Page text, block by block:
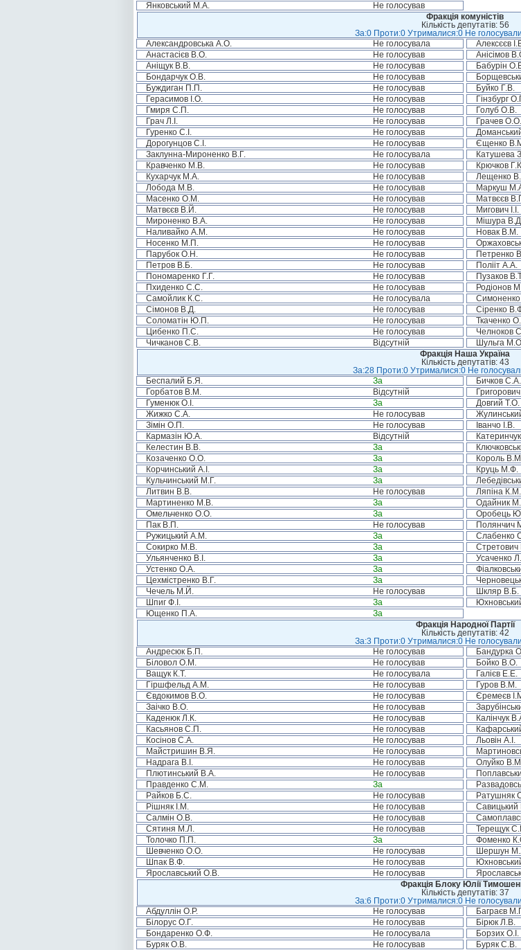
Янковський М.А.
Не голосував
Фракція комуністів
Кількість депутатів: 56
За:0 Проти:0 Утрималися:0 Не
Александровська А.О.
Не голосувала Алексєєв
Анастасієв В.О.
Не голосував Анісімов
Аніщук В.В.
Не голосував Бабурін
Бондарчук О.В.
Не голосував
Буждиган П.П.
Не голосував Буйко Г.В.
Герасимов І.О.
Не голосував Гінзбург
Гмиря С.П.
Не голосував Голуб О.В.
Грач Л.І.
Не голосував Грачев О.О.
Гуренко С.І.
Не голосував
Дорогунцов С.І.
Не голосував Єщенко
Заклунна-Мироненко В.Г.
Не голосувала Катушева
Кравченко М.В.
Не голосував Крючков
Кухарчук М.А.
Не голосував Лещенко
Лобода М.В.
Не голосував Маркуш
Масенко О.М.
Не голосував Матвєєв
Матвєєв В.Й.
Не голосував Мигович І.І.
Мироненко В.А.
Не голосував Мішура
Наливайко А.М.
Не голосував Новак В.М.
Носенко М.П.
Не голосував
Парубок О.Н.
Не голосував Петренко
Петров В.Б.
Не голосував Полііт А.А.
Пономаренко Г.Г.
Не голосував Пузаков
Пхиденко С.С.
Не голосував Родіонов
Самойлик К.С.
Не голосувала
Сімонов В.Д.
Не голосував Сіренко
Соломатін Ю.П.
Не голосував Ткаченко
Цибенко П.С.
Не голосував Челноков
Чичканов С.В.
Відсутній Шульга
Фракція Наша Україна
Кількість депутатів: 43
За:28 Проти:0 Утрималися:0 Не
Беспалий Б.Я.
За Бичков С.А.
Горбатов В.М.
Відсутній
Гуменюк О.І.
За Довгий Т.О.
Жижко С.А.
Не голосував
Зімін О.П.
Не голосував Іванчо І.В.
Кармазін Ю.А.
Відсутній
Келестин В.В.
За
Козаченко О.О.
За Король
Корчинський А.І.
За Круць М.Ф.
Кульчинський М.Г.
За
Литвин В.В.
Не голосував Ляпіна К.М.
Мартиненко М.В.
За Одайник
Омельченко О.О.
За Оробець
Пак В.П.
Не голосував Полянчич
Ружицький А.М.
За Слабенко
Сокирко М.В.
За
Ульянченко В.І.
За Усаченко
Устенко О.А.
За
Цехмістренко В.Г.
За
Чечель М.Й.
Не голосував Шкляр В.Б.
Шпиг Ф.І.
За
Ющенко П.А.
За
Фракція Народної Партії
Кількість депутатів: 42
За:3 Проти:0 Утрималися:0 Не
Андресюк Б.П.
Не голосував Бандурка
Біловол О.М.
Не голосував Бойко В.О.
Ващук К.Т.
Не голосувала Галієв Е.Е.
Гіршфельд А.М.
Не голосував Гуров В.М.
Євдокимов В.О.
Не голосував Єремеєв
Заічко В.О.
Не голосував
Каденюк Л.К.
Не голосував Калінчук
Касьянов С.П.
Не голосував
Косінов С.А.
Не голосував Льовін А.І.
Майстришин В.Я.
Не голосував
Надрага В.І.
Не голосував Олуйко
Плютинський В.А.
Не голосував
Правденко С.М.
За
Райков Б.С.
Не голосував Ратушняк
Рішняк І.М.
Не голосував Савицький
Салмін О.В.
Не голосував
Сятиня М.Л.
Не голосував Терещук
Толочко П.П.
За Фоменко
Шевченко О.О.
Не голосував Шершун
Шпак В.Ф.
Не голосував
Ярославський О.В.
Не голосував
Фракція Блоку Юлії
Кількість депутатів: 37
За:6 Проти:0 Утрималися:0 Не
Абдуллін О.Р.
Не голосував Баграєв
Білорус О.Г.
Не голосував Бірюк Л.В.
Бондаренко О.Ф.
Не голосувала Борзих О.І.
Буряк О.В.
Не голосував Буряк С.В.